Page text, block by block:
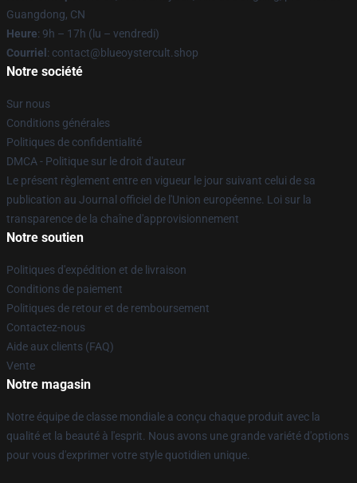
Guangdong, CN
Heure: 9h – 17h (lu – vendredi)
Courriel : contact@blueoystercult.shop
Notre société
Sur nous
Conditions générales
Politiques de confidentialité
DMCA - Politique sur le droit d'auteur
Le présent règlement entre en vigueur le jour suivant celui de sa
publication au Journal officiel de l'Union européenne. Loi sur la
transparence de la chaîne d'approvisionnement
Notre soutien
Politiques d'expédition et de livraison
Conditions de paiement
Politiques de retour et de remboursement
Contactez-nous
Aide aux clients (FAQ)
Vente
Notre magasin
Notre équipe de classe mondiale a conçu chaque produit avec la
qualité et la beauté à l'esprit. Nous avons une grande variété d'options
pour vous d'exprimer votre style quotidien unique.